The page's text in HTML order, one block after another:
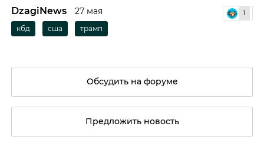
DzagiNews 27 мая 1
кбд сша трамп
Обсудить на форуме
Предложить новость